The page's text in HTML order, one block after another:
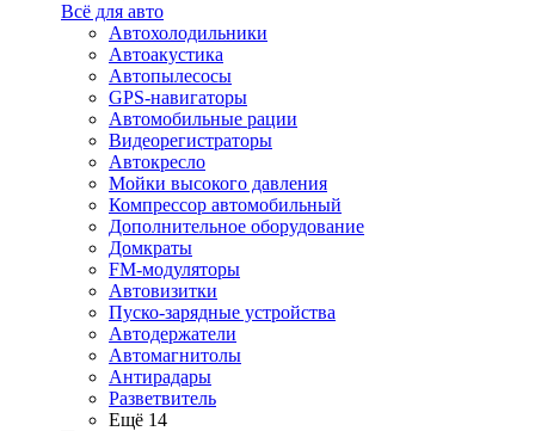
Всё для авто
Автохолодильники
Автоакустика
Автопылесосы
GPS-навигаторы
Автомобильные рации
Видеорегистраторы
Автокресло
Мойки высокого давления
Компрессор автомобильный
Дополнительное оборудование
Домкраты
FM-модуляторы
Автовизитки
Пуско-зарядные устройства
Автодержатели
Автомагнитолы
Антирадары
Разветвитель
Ещё 14